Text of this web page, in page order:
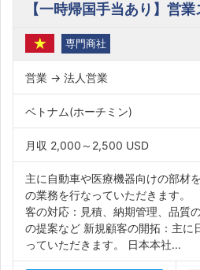
【一時帰国手当あり】営
専門商社
営業 → 法人営業
ベトナム(ホーチミン)
月収 2,000～2,500 USD
主に自動車や医療機器向けの部材
の業務を行なっていただきます。
客の対応：見積、納期管理、品質
の提案など 新規顧客の開拓：主に
っていただきます。 日本本社...